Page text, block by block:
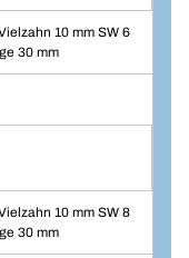
1/2"10 mm SW 6
30 mm
Länge 30
10 mm SW 8
30 mm